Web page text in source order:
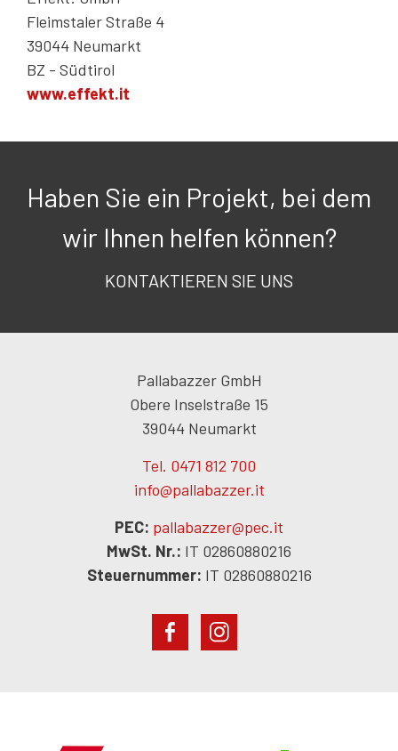
Fleimstaler Straße 4
39044 Neumarkt
BZ - Südtirol
www.effekt.it
Haben Sie ein Projekt, bei dem
wir Ihnen helfen können?
KONTAKTIEREN SIE UNS
Pallabazzer GmbH
Obere Inselstraße 15
39044 Neumarkt
Tel. 0471 812 700
info@pallabazzer.it
PEC: pallabazzer@pec.it
MwSt. Nr.: IT 02860880216
Steuernummer: IT 02860880216